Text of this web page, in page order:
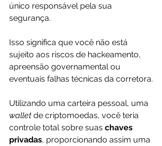
único responsável pela sua
segurança.
Isso significa que você não está
sujeito aos riscos de hackeamento,
apreensão governamental ou
eventuais falhas técnicas da corretora.
Utilizando uma carteira pessoal, uma
wallet de criptomoedas, você teria
controle total sobre suas chaves
privadas, proporcionando assim uma